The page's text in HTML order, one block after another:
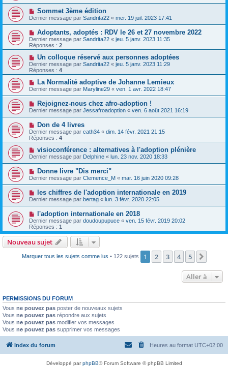
Sommet 3ème édition
Dernier message par Sandrita22 « mer. 19 juil. 2023 17:41
Adoptants, adoptés : RDV le 26 et 27 novembre 2022
Dernier message par Sandrita22 « jeu. 5 janv. 2023 11:35
Réponses : 2
Un colloque réservé aux personnes adoptées
Dernier message par Sandrita22 « jeu. 5 janv. 2023 11:29
Réponses : 4
La Normalité adoptive de Johanne Lemieux
Dernier message par Maryline29 « ven. 1 avr. 2022 18:47
Rejoignez-nous chez afro-adoption !
Dernier message par Jessafroadoption « ven. 6 août 2021 16:19
Don de 4 livres
Dernier message par cath34 « dim. 14 févr. 2021 21:15
Réponses : 4
visioconférence : alternatives à l'adoption plénière
Dernier message par Delphine « lun. 23 nov. 2020 18:33
Donne livre "Dis merci"
Dernier message par Clemence_M « mar. 16 juin 2020 09:28
les chiffres de l'adoption internationale en 2019
Dernier message par bertag « lun. 3 févr. 2020 22:05
l'adoption internationale en 2018
Dernier message par doudoupupuce « ven. 15 févr. 2019 20:02
Réponses : 1
Nouveau sujet
Marquer tous les sujets comme lus • 122 sujets 1 2 3 4 5
Aller à
PERMISSIONS DU FORUM
Vous ne pouvez pas poster de nouveaux sujets
Vous ne pouvez pas répondre aux sujets
Vous ne pouvez pas modifier vos messages
Vous ne pouvez pas supprimer vos messages
Index du forum Heures au format UTC+02:00
Développé parphpBB® Forum Software © phpBB Limited